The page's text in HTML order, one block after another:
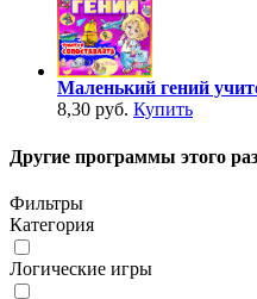
Маленький гений
8,30 руб. Купить
Другие программы этого
Фильтры
Категория
Логические игры